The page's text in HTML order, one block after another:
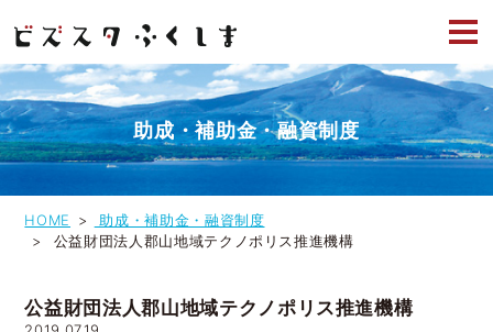
助成・補助金・融資制度
HOME
助成・補助金・融資制度
公益財団法人郡山地域テクノポリス推進機構
公益財団法人郡山地域テクノポリス推進機構